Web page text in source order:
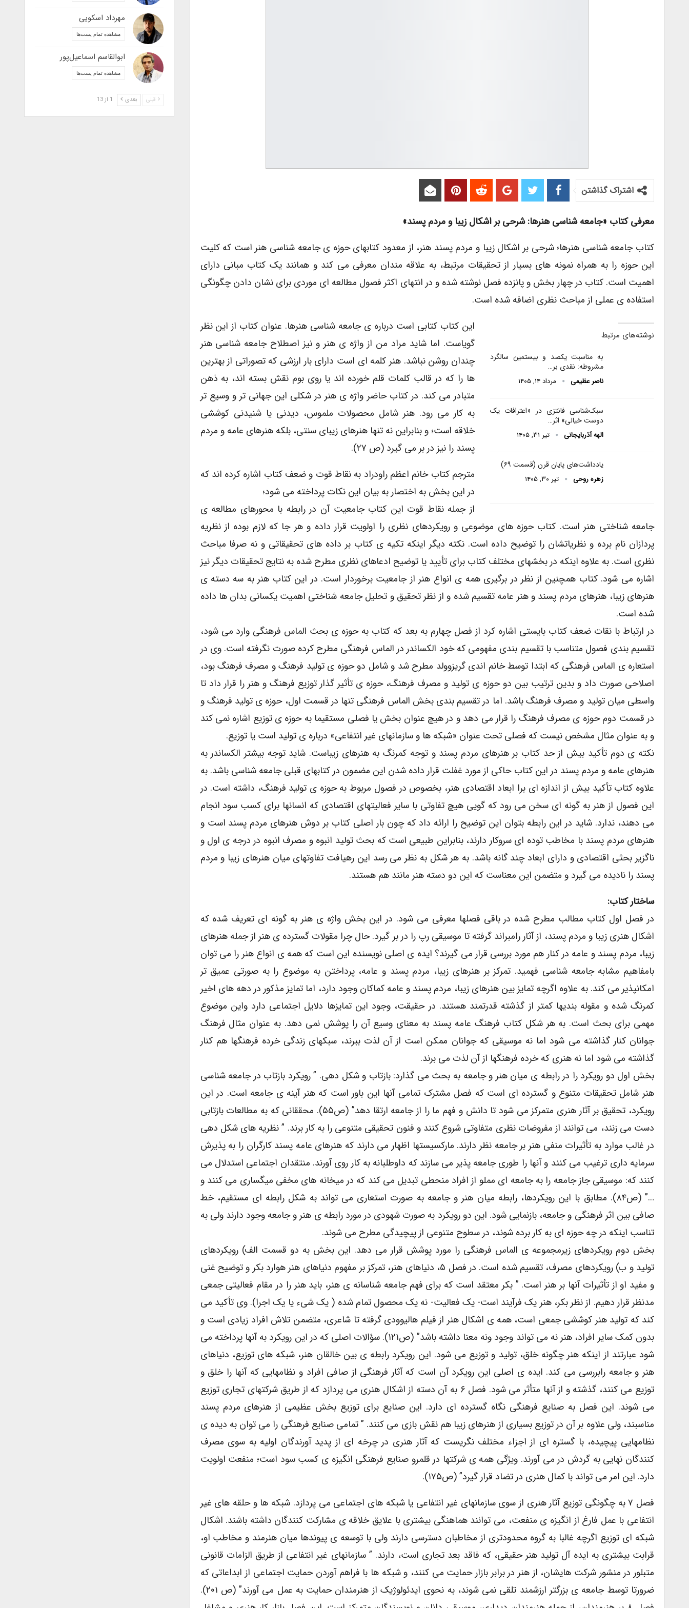
اشتراک گذاشتن
معرفی کتاب «جامعه شناسی هنرها: شرحی بر اشکال زیبا و مردم پسند»
کتاب جامعه شناسی هنرها؛ شرحی بر اشکال زیبا و مردم پسند هنر، از معدود کتابهای حوزه ی جامعه شناسی هنر است که کلیت
این حوزه را به همراه نمونه های بسیار از تحقیقات مرتبط، به علاقه مندان معرفی می کند و همانند یک کتاب مبانی دارای
اهمیت است. کتاب در چهار بخش و پانزده فصل نوشته شده و در انتهای اکثر فصول مطالعه ای موردی برای نشان دادن چگونگی
استفاده ی عملی از مباحث نظری اضافه شده است.
نوشته‌های مرتبط
به مناسبت یکصد و بیستمین سالگرد
مشروطه: نقدی بر…
ناصر عظیمی مرداد ۱۴, ۱۴۰۵
سبک‌شناسی فانتزی در «اعترافات یک
دوست خیالی» اثر…
الهه آذربایجانی تیر ۳۱, ۱۴۰۵
یادداشت‌های پایان قرن (قسمت ۶۹)
زهره روحی تیر ۳۰, ۱۴۰۵
این کتاب کتابی است درباره ی جامعه شناسی هنرها. عنوان کتاب از این نظر
گویاست. اما شاید مراد من از واژه ی هنر و نیز اصطلاح جامعه شناسی هنر
چندان روشن نباشد. هنر کلمه ای است دارای بار ارزشی که تصوراتی از بهترین
ها را که در قالب کلمات قلم خورده اند یا روی بوم نقش بسته اند، به ذهن
متبادر می کند. در کتاب حاضر واژه ی هنر در شکلی این جهانی تر و وسیع تر
به کار می رود. هنر شامل محصولات ملموس، دیدنی یا شنیدنی کوششی
خلاقه است؛ و بنابراین نه تنها هنرهای زیبای سنتی، بلکه هنرهای عامه و مردم
پسند را نیز در بر می گیرد (ص ۲۷).
مترجم کتاب خانم اعظم راودراد به نقاط قوت و ضعف کتاب اشاره کرده اند که
در این بخش به اختصار به بیان این نکات پرداخته می شود؛
از جمله نقاط قوت این کتاب جامعیت آن در رابطه با محورهای مطالعه ی
جامعه شناختی هنر است. کتاب حوزه های موضوعی و رویکردهای نظری را اولویت قرار داده و هر جا که لازم بوده از نظریه
پردازان نام برده و نظریاتشان را توضیح داده است. نکته دیگر اینکه تکیه ی کتاب بر داده های تحقیقاتی و نه صرفا مباحث
نظری است. به علاوه اینکه در بخشهای مختلف کتاب برای تأیید یا توضیح ادعاهای نظری مطرح شده به نتایج تحقیقات دیگر نیز
اشاره می شود. کتاب همچنین از نظر در برگیری همه ی انواع هنر از جامعیت برخوردار است. در این کتاب هنر به سه دسته ی
هنرهای زیبا، هنرهای مردم پسند و هنر عامه تقسیم شده و از نظر تحقیق و تحلیل جامعه شناختی اهمیت یکسانی بدان ها داده
شده است.
در ارتباط با نقات ضعف کتاب بایستی اشاره کرد از فصل چهارم به بعد که کتاب به حوزه ی بحث الماس فرهنگی وارد می شود،
تقسیم بندی فصول متناسب با تقسیم بندی مفهومی که خود الکساندر در الماس فرهنگی مطرح کرده صورت نگرفته است. وی در
استعاره ی الماس فرهنگی که ابتدا توسط خانم اندی گریزوولد مطرح شد و شامل دو حوزه ی تولید فرهنگ و مصرف فرهنگ بود،
اصلاحی صورت داد و بدین ترتیب بین دو حوزه ی تولید و مصرف فرهنگ، حوزه ی تأثیر گذار توزیع فرهنگ و هنر را قرار داد تا
واسطی میان تولید و مصرف فرهنگ باشد. اما در تقسیم بندی بخش الماس فرهنگی تنها در قسمت اول، حوزه ی تولید فرهنگ و
در قسمت دوم حوزه ی مصرف فرهنگ را قرار می دهد و در هیچ عنوان بخش یا فصلی مستقیما به حوزه ی توزیع اشاره نمی کند
و به عنوان مثال مشخص نیست که فصلی تحت عنوان «شبکه ها و سازمانهای غیر انتفاعی» درباره ی تولید است یا توزیع.
نکته ی دوم تأکید بیش از حد کتاب بر هنرهای مردم پسند و توجه کمرنگ به هنرهای زیباست. شاید توجه بیشتر الکساندر به
هنرهای عامه و مردم پسند در این کتاب حاکی از مورد غفلت قرار داده شدن این مضمون در کتابهای قبلی جامعه شناسی باشد. به
علاوه کتاب تأکید بیش از اندازه ای برا ابعاد اقتصادی هنر، بخصوص در فصول مربوط به حوزه ی تولید فرهنگ، داشته است. در
این فصول از هنر به گونه ای سخن می رود که گویی هیچ تفاوتی با سایر فعالیتهای اقتصادی که انسانها برای کسب سود انجام
می دهند، ندارد. شاید در این رابطه بتوان این توضیح را ارائه داد که چون بار اصلی کتاب بر دوش هنرهای مردم پسند است و
هنرهای مردم پسند با مخاطب توده ای سروکار دارند، بنابراین طبیعی است که بحث تولید انبوه و مصرف انبوه در درجه ی اول و
ناگزیر بحثی اقتصادی و دارای ابعاد چند گانه باشد. به هر شکل به نظر می رسد این رهیافت تفاوتهای میان هنرهای زیبا و مردم
پسند را نادیده می گیرد و متضمن این معناست که این دو دسته هنر مانند هم هستند.
ساختار کتاب:
در فصل اول کتاب مطالب مطرح شده در باقی فصلها معرفی می شود. در این بخش واژه ی هنر به گونه ای تعریف شده که
اشکال هنری زیبا و مردم پسند، از آثار رامبراند گرفته تا موسیقی رپ را در بر گیرد. حال چرا مقولات گسترده ی هنر از جمله هنرهای
زیبا، مردم پسند و عامه در کنار هم مورد بررسی قرار می گیرند؟ ایده ی اصلی نویسنده این است که همه ی انواع هنر را می توان
بامفاهیم مشابه جامعه شناسی فهمید. تمرکز بر هنرهای زیبا، مردم پسند و عامه، پرداختن به موضوع را به صورتی عمیق تر
امکانپذیر می کند. به علاوه اگرچه تمایز بین هنرهای زیبا، مردم پسند و عامه کماکان وجود دارد، اما تمایز مذکور در دهه های اخیر
کمرنگ شده و مقوله بندیها کمتر از گذشته قدرتمند هستند. در حقیقت، وجود این تمایزها دلایل اجتماعی دارد واین موضوع
مهمی برای بحث است. به هر شکل کتاب فرهنگ عامه پسند به معنای وسیع آن را پوشش نمی دهد. به عنوان مثال فرهنگ
جوانان کنار گذاشته می شود اما نه موسیقی که جوانان ممکن است از آن لذت ببرند، سبکهای زندگی خرده فرهنگها هم کنار
گذاشته می شود اما نه هنری که خرده فرهنگها از آن لذت می برند.
بخش اول دو رویکرد را در رابطه ی میان هنر و جامعه به بحث می گذارد: بازتاب و شکل دهی. ” رویکرد بازتاب در جامعه شناسی
هنر شامل تحقیقات متنوع و گسترده ای است که فصل مشترک تمامی آنها این باور است که هنر آینه ی جامعه است. در این
رویکرد، تحقیق بر آثار هنری متمرکز می شود تا دانش و فهم ما را از جامعه ارتقا دهد” (ص۵۵). محققانی که به مطالعات بازتابی
دست می زنند، می توانند از مفروضات نظری متفاوتی شروع کنند و فنون تحقیقی متنوعی را به کار برند. ” نظریه های شکل دهی
در غالب موارد به تأثیرات منفی هنر بر جامعه نظر دارند. مارکسیستها اظهار می دارند که هنرهای عامه پسند کارگران را به پذیرش
سرمایه داری ترغیب می کنند و آنها را طوری جامعه پذیر می سازند که داوطلبانه به کار روی آورند. منتقدان اجتماعی استدلال می
کنند که: موسیقی جاز جامعه را به جامعه ای مملو از افراد منحطی تبدیل می کند که در میخانه های مخفی میگساری می کنند و
…” (ص۸۴). مطابق با این رویکردها، رابطه میان هنر و جامعه به صورت استعاری می تواند به شکل رابطه ای مستقیم، خط
صافی بین اثر فرهنگی و جامعه، بازنمایی شود. این دو رویکرد به صورت شهودی در مورد رابطه ی هنر و جامعه وجود دارند ولی به
تناسب اینکه در چه حوزه ای به کار برده شوند، در سطوح متنوعی از پیچیدگی مطرح می شوند.
بخش دوم رویکردهای زیرمجموعه ی الماس فرهنگی را مورد پوشش قرار می دهد. این بخش به دو قسمت الف) رویکردهای
تولید و ب) رویکردهای مصرف، تقسیم شده است. در فصل ۵، دنیاهای هنر، تمرکز بر مفهوم دنیاهای هنر هوارد بکر و توضیح غنی
و مفید او از تأثیرات آنها بر هنر است. ” بکر معتقد است که برای فهم جامعه شناسانه ی هنر، باید هنر را در مقام فعالیتی جمعی
مدنظر قرار دهیم. از نظر بکر، هنر یک فرآیند است- یک فعالیت- نه یک محصول تمام شده ( یک شیء یا یک اجرا). وی تأکید می
کند که تولید هنر کوششی جمعی است، همه ی اشکال هنر از فیلم هالیوودی گرفته تا شاعری، متضمن تلاش افراد زیادی است و
بدون کمک سایر افراد، هنر نه می تواند وجود ونه معنا داشته باشد” (ص۱۲۱). سؤالات اصلی که در این رویکرد به آنها پرداخته می
شود عبارتند از اینکه هنر چگونه خلق، تولید و توزیع می شود. این رویکرد رابطه ی بین خالقان هنر، شبکه های توزیع، دنیاهای
هنر و جامعه رابررسی می کند. ایده ی اصلی این رویکرد آن است که آثار فرهنگی از صافی افراد و نظامهایی که آنها را خلق و
توزیع می کنند، گذشته و از آنها متأثر می شود. فصل ۶ به آن دسته از اشکال هنری می پردازد که از طریق شرکتهای تجاری توزیع
می شوند. این فصل به صنایع فرهنگی نگاه گسترده ای دارد. این صنایع برای توزیع بخش عظیمی از هنرهای مردم پسند
مناسبند، ولی علاوه بر آن در توزیع بسیاری از هنرهای زیبا هم نقش بازی می کنند. ” تمامی صنایع فرهنگی را می توان به دیده ی
نظامهایی پیچیده، با گستره ای از اجزاء مختلف نگریست که آثار هنری در چرخه ای از پدید آورندگان اولیه به سوی مصرف
کنندگان نهایی به گردش در می آورند. ویژگی همه ی شرکتها در قلمرو صنایع فرهنگی انگیزه ی کسب سود است؛ منفعت اولویت
دارد. این امر می تواند با کمال هنری در تضاد قرار گیرد” (ص۱۷۵).
فصل ۷ به چگونگی توزیع آثار هنری از سوی سازمانهای غیر انتفاعی یا شبکه های اجتماعی می پردازد. شبکه ها و حلقه های غیر
انتفاعی با عمل فارغ از انگیزه ی منفعت، می توانند هماهنگی بیشتری با علایق خلاقه ی مشارکت کنندگان داشته باشند. اشکال
شبکه ای توزیع اگرچه غالبا به گروه محدودتری از مخاطبان دسترسی دارند ولی با توسعه ی پیوندها میان هنرمند و مخاطب او،
قرابت بیشتری به ایده آل تولید هنر حقیقی، که فاقد بعد تجاری است، دارند. ” سازمانهای غیر انتفاعی از طریق الزامات قانونی
متبلور در منشور شرکت هایشان، از هنر در برابر بازار حمایت می کنند، و شبکه ها با فراهم آوردن حمایت اجتماعی از ابداعاتی که
ضرورتا توسط جامعه ی بزرگتر ارزشمند تلقی نمی شوند، به نحوی ایدئولوژیک از هنرمندان حمایت به عمل می آورند” (ص ۲۰۱).
مهرداد اسکویی
مشاهده تمام پست‌ها
ابوالقاسم اسماعیل‌پور
مشاهده تمام پست‌ها
قبلی بعدی 1 از 13